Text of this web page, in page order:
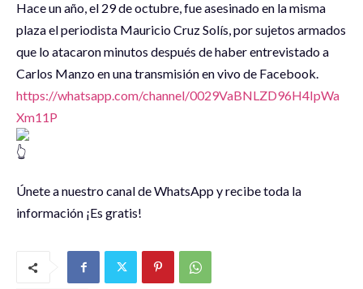
Hace un año, el 29 de octubre, fue asesinado en la misma
plaza el periodista Mauricio Cruz Solís, por sujetos armados
que lo atacaron minutos después de haber entrevistado a
Carlos Manzo en una transmisión en vivo de Facebook.
https://whatsapp.com/channel/0029VaBNLZD96H4IpWa
Xm11P
Únete a nuestro canal de WhatsApp y recibe toda la
información ¡Es gratis!